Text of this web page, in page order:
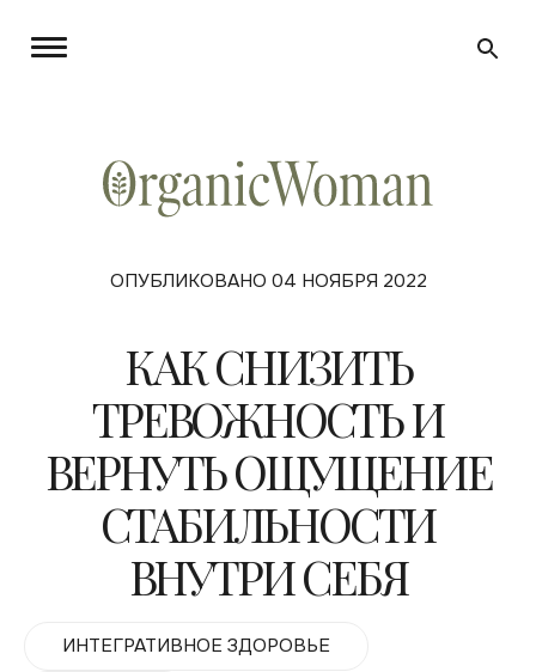
ОПУБЛИКОВАНО 04 НОЯБРЯ 2022
КАК СНИЗИТЬ
ТРЕВОЖНОСТЬ И
ВЕРНУТЬ ОЩУЩЕНИЕ
СТАБИЛЬНОСТИ
ВНУТРИ СЕБЯ
ИНТЕГРАТИВНОЕ ЗДОРОВЬЕ